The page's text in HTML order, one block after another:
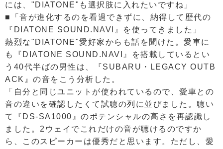
には、"DIATONE"も選択肢に入れたいですね」
■「音が進化するのを看過できずに、納得して歴代の
『DIATONE SOUND.NAVI』を使ってきました」
熱烈な"DIATONE"愛好家からも話を聞けた。愛車に
も『DIATONE SOUND.NAVI』を搭載しているとい
う40代半ばの男性は、『SUBARU・LEGACY OUTB
ACK』の音をこう分析した。
「自分と同じユニットが使われているので、愛車との
音の違いを確認したくて試聴の列に並びました。聴い
て『DS-SA1000』のポテンシャルの高さを再認識し
ました。2ウェイでこれだけの音が聴けるのですか
ら、このスピーカーは優秀だと思います。ただし、愛